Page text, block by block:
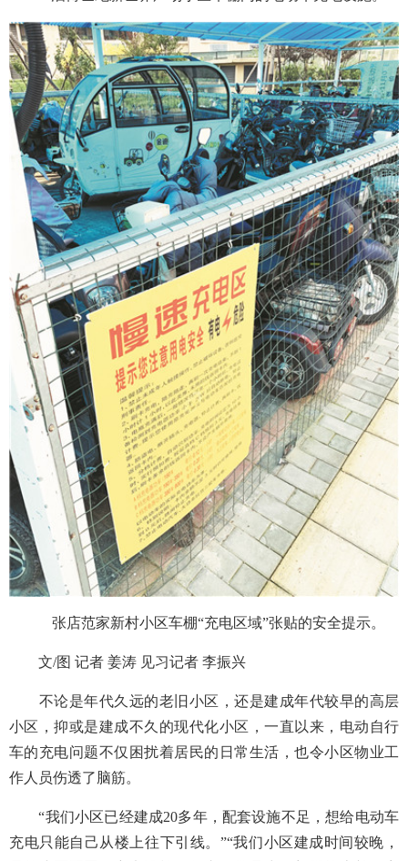
张店范家新村小区车棚“充电区域”张贴的安全提示。
文/图 记者 姜涛 见习记者 李振兴
不论是年代久远的老旧小区，还是建成年代较早的高层
小区，抑或是建成不久的现代化小区，一直以来，电动自行
车的充电问题不仅困扰着居民的日常生活，也令小区物业工
作人员伤透了脑筋。
“我们小区已经建成20多年，配套设施不足，想给电动车
充电只能自己从楼上往下引线。”“我们小区建成时间较晚，